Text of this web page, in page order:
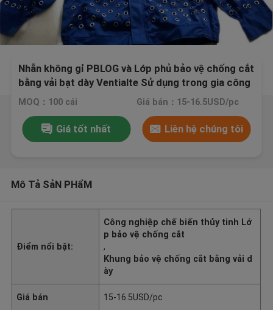
Nhẫn không gỉ PBLOG và Lớp phủ bảo vệ chống cắt
bằng vải bạt dày Ventialte Sử dụng trong gia công
kính
MOQ：100 cái Giá bán：15-16.5USD/pc
Giá tốt nhất Liên hệ chúng tôi
Mô Tả SảN PHẩM
Điểm nổi bật:
Công nghiệp chế biến thủy tinh Lớ
p bảo vệ chống cắt
,
Khung bảo vệ chống cắt bằng vải d
ày
Giá bán 15-16.5USD/pc